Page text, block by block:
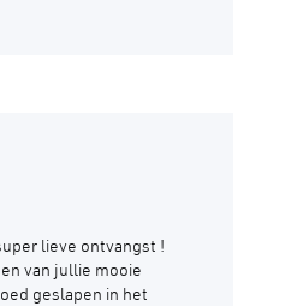
lieve ontvangst !
van jullie mooie
geslapen in het